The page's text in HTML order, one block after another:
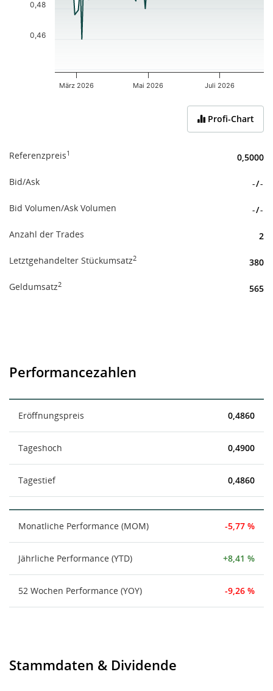
März 2026 Mai 2026 Juli 2026
0,46
0,48
Profi-Chart
Referenzpreis1 0,5000
Bid/Ask -/-
Bid Volumen/Ask Volumen -/-
Anzahl der Trades 2
Letztgehandelter Stückumsatz2 380
Geldumsatz2 565
Performancezahlen
Eröffnungspreis 0,4860
Tageshoch 0,4900
Tagestief 0,4860
Monatliche Performance (MOM) -5,77 %
Jährliche Performance (YTD) +8,41 %
52 Wochen Performance (YOY) -9,26 %
Stammdaten & Dividende